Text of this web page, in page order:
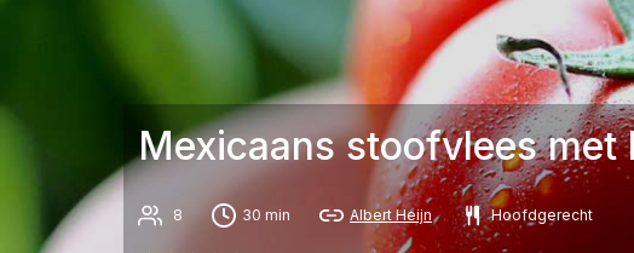
Mexicaans stoofvlees met
8 30 min Albert Heijn Hoofdgerecht